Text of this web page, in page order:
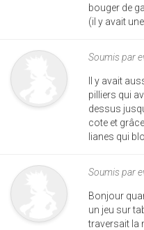
bouger de
(il y avait
Soumis par
Il y avait
pilliers qui
dessus
cote et
lianes qui
Soumis par
Bonjour
un jeu sur
traversait la